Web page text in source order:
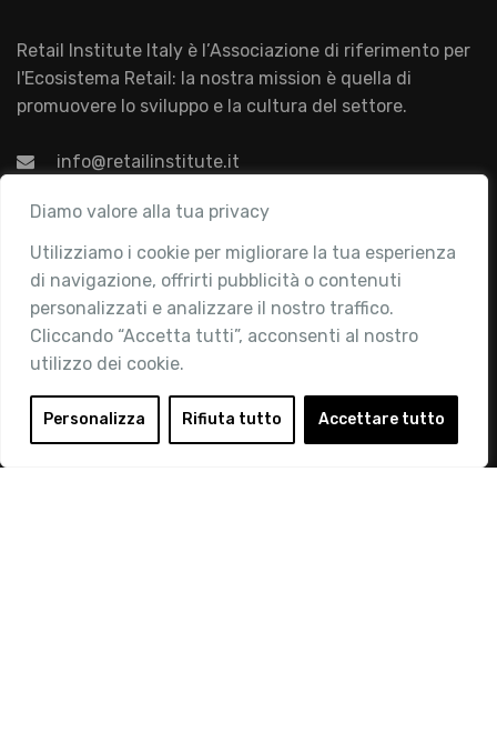
Diamo valore alla tua privacy
Utilizziamo i cookie per migliorare la tua esperienza
di navigazione, offrirti pubblicità o contenuti
personalizzati e analizzare il nostro traffico.
Cliccando “Accetta tutti”, acconsenti al nostro
utilizzo dei cookie.
Personalizza Rifiuta tutto Accettare tutto
Retail Institute Italy è l’Associazione di riferimento per
l'Ecosistema Retail: la nostra mission è quella di
promuovere lo sviluppo e la cultura del settore.
info@retailinstitute.it
Associazione
Chi siamo
Attività
Contatti
Area Riservata
Login
Diventa Socio